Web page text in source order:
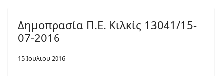
Δημοπρασία Π.Ε. Κιλκίς 13041/15-
07-2016
15 Ιουλιου 2016